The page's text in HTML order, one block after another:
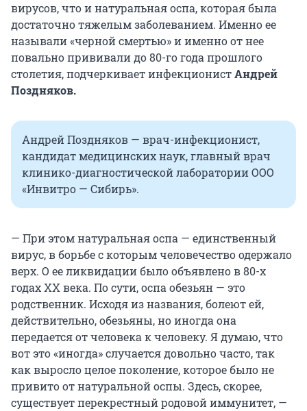
вирусов, что и натуральная оспа, которая была
достаточно тяжелым заболеванием. Именно ее
называли «черной смертью» и именно от нее
повально прививали до 80-го года прошлого
столетия, подчеркивает инфекционистАндрей
Поздняков.
Андрей Поздняков — врач-инфекционист,
кандидат медицинских наук, главный врач
клинико-диагностической лаборатории ООО
«Инвитро — Сибирь».
— При этом натуральная оспа — единственный
вирус, в борьбе с которым человечество одержало
верх. О ее ликвидации было объявлено в 80-х
годах ХХ века. По сути, оспа обезьян — это
родственник. Исходя из названия, болеют ей,
действительно, обезьяны, но иногда она
передается от человека к человеку. Я думаю, что
вот это «иногда» случается довольно часто, так
как выросло целое поколение, которое было не
привито от натуральной оспы. Здесь, скорее,
существует перекрестный родовой иммунитет, —